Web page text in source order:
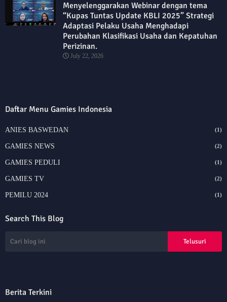
Menyelenggarakan Webinar dengan tema
“Kupas Tuntas Update KBLI 2025” Strategi
Adaptasi Pelaku Usaha Menghadapi
Perubahan Klasifikasi Usaha dan Kepatuhan
Perizinan.
July 22, 2026
Daftar Menu Gamies Indonesia
ANIES BASWEDAN (1)
GAMIES NEWS (2)
GAMIES PEDULI (1)
GAMIES TV (2)
PEMILU 2024 (1)
Search This Blog
Berita Terkini